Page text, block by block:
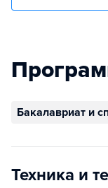
Бакалавриат и
Техника и